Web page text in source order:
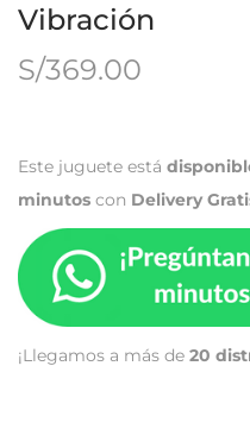
Vibración
S/369.00
Este juguete está
minutos con Delivery
¡Llegamos a más de 20